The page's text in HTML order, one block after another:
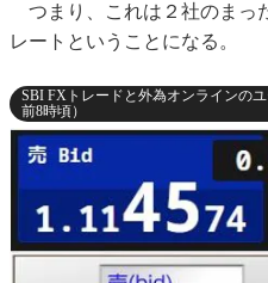
つまり、これは２社のまっ
レートということになる。
SBI FXトレードと外為オンラインの
前8時頃）